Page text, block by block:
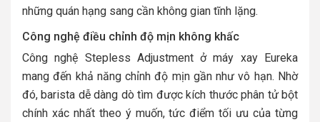
những quán hạng sang cần không gian tĩnh lặng.
Công nghệ điều chỉnh độ mịn không khấc
Công nghệ Stepless Adjustment ở máy xay Eureka
mang đến khả năng chỉnh độ mịn gần như vô hạn. Nhờ
đó, barista dễ dàng dò tìm được kích thước phân tử bột
chính xác nhất theo ý muốn, tức điểm tối ưu của từng